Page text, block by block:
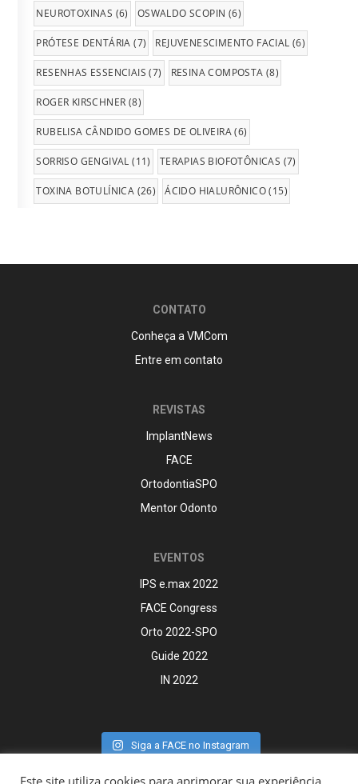
NEUROTOXINAS (6) OSWALDO SCOPIN (6)
PRÓTESE DENTÁRIA (7) REJUVENESCIMENTO FACIAL (6)
RESENHAS ESSENCIAIS (7) RESINA COMPOSTA (8)
ROGER KIRSCHNER (8)
RUBELISA CÂNDIDO GOMES DE OLIVEIRA(6)
SORRISO GENGIVAL (11) TERAPIAS BIOFOTÔNICAS (7)
TOXINA BOTULÍNICA (26) ÁCIDO HIALURÔNICO(15)
CONTATO
Conheça a VMCom
Entre em contato
REVISTAS
ImplantNews
FACE
OrtodontiaSPO
Mentor Odonto
EVENTOS
IPS e.max 2022
FACE Congress
Orto 2022-SPO
Guide 2022
IN 2022
Siga a FACE no Instagram
Este site utiliza cookies para aprimorar sua experiência,